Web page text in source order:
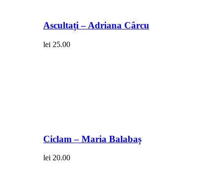
Ascultați – Adriana Cârcu
lei 25.00
Ciclam – Maria Balabaș
lei 20.00